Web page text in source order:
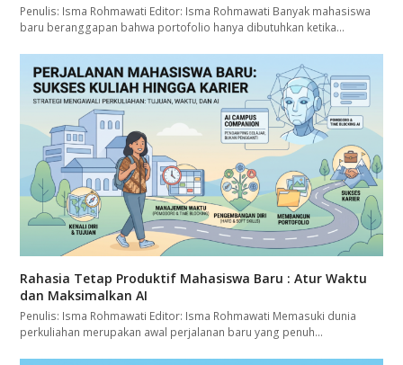
Penulis: Isma Rohmawati Editor: Isma Rohmawati Banyak mahasiswa
baru beranggapan bahwa portofolio hanya dibutuhkan ketika…
Rahasia Tetap Produktif Mahasiswa Baru : Atur Waktu
dan Maksimalkan AI
Penulis: Isma Rohmawati Editor: Isma Rohmawati Memasuki dunia
perkuliahan merupakan awal perjalanan baru yang penuh…